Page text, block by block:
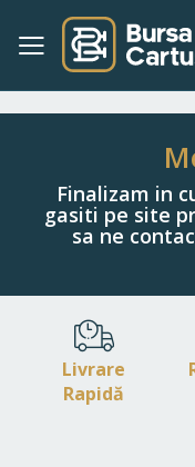
Navigați
Conținut
Finalizam in
gasiti pe site
sa ne
Livrare
Rapidă